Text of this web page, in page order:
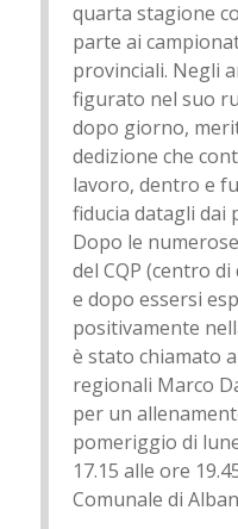
quarta stagione
parte ai
provinciali. Negli
figurato nel suo
dopo giorno,
dedizione che
lavoro, dentro e
fiducia datagli dai
Dopo le
del CQP (centro
e dopo essersi
positivamente
è stato chiamato
regionali Marco
per un
pomeriggio di
17.15 alle ore
Comunale di